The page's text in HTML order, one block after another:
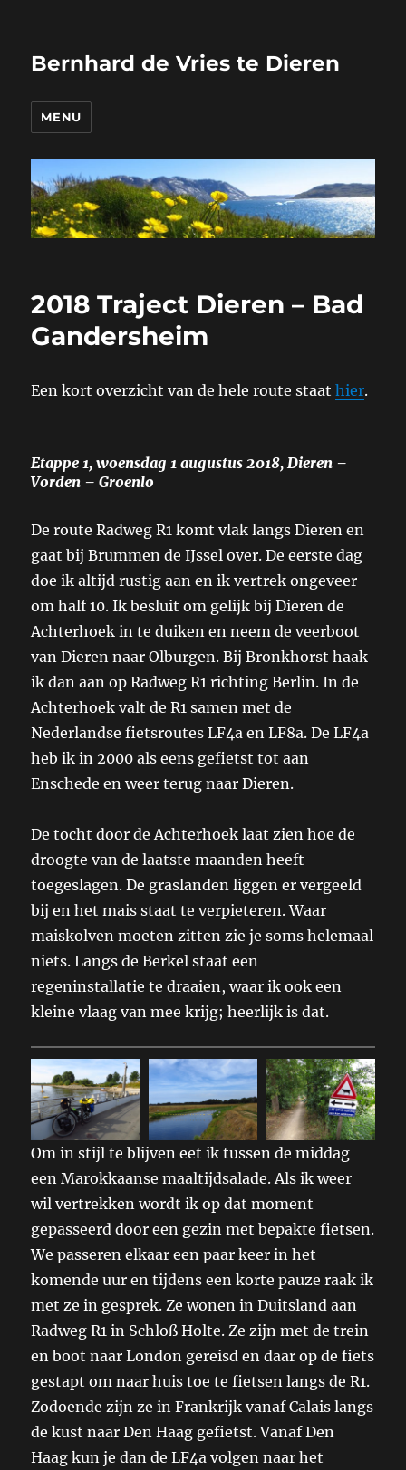
Bernhard de Vries te Dieren
MENU
2018 Traject Dieren – Bad
Gandersheim
Een kort overzicht van de hele route staathier.
Etappe 1, woensdag 1 augustus 2018, Dieren –
Vorden – Groenlo
De route Radweg R1 komt vlak langs Dieren en
gaat bij Brummen de IJssel over. De eerste dag
doe ik altijd rustig aan en ik vertrek ongeveer
om half 10. Ik besluit om gelijk bij Dieren de
Achterhoek in te duiken en neem de veerboot
van Dieren naar Olburgen. Bij Bronkhorst haak
ik dan aan op Radweg R1 richting Berlin. In de
Achterhoek valt de R1 samen met de
Nederlandse fietsroutes LF4a en LF8a. De LF4a
heb ik in 2000 als eens gefietst tot aan
Enschede en weer terug naar Dieren.
De tocht door de Achterhoek laat zien hoe de
droogte van de laatste maanden heeft
toegeslagen. De graslanden liggen er vergeeld
bij en het mais staat te verpieteren. Waar
maiskolven moeten zitten zie je soms helemaal
niets. Langs de Berkel staat een
regeninstallatie te draaien, waar ik ook een
kleine vlaag van mee krijg; heerlijk is dat.
Om in stijl te blijven eet ik tussen de middag
een Marokkaanse maaltijdsalade. Als ik weer
wil vertrekken wordt ik op dat moment
gepasseerd door een gezin met bepakte fietsen.
We passeren elkaar een paar keer in het
komende uur en tijdens een korte pauze raak ik
met ze in gesprek. Ze wonen in Duitsland aan
Radweg R1 in Schloß Holte. Ze zijn met de trein
en boot naar London gereisd en daar op de fiets
gestapt om naar huis toe te fietsen langs de R1.
Zodoende zijn ze in Frankrijk vanaf Calais langs
de kust naar Den Haag gefietst. Vanaf Den
Haag kun je dan de LF4a volgen naar het